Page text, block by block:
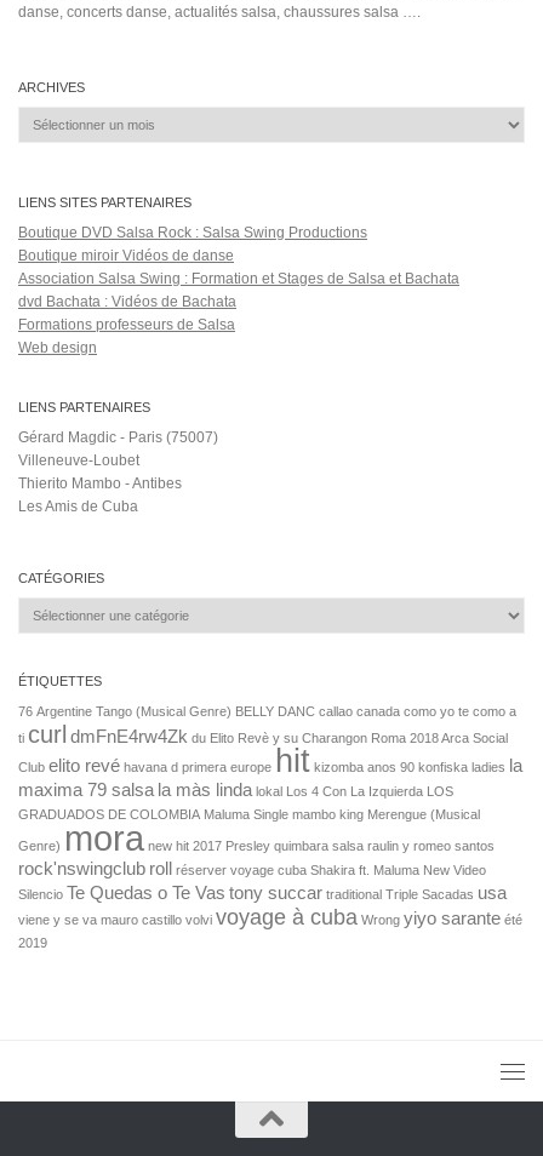
danse, concerts danse, actualités salsa, chaussures salsa ….
ARCHIVES
Archives
LIENS SITES PARTENAIRES
Boutique DVD Salsa Rock : Salsa Swing Productions
Boutique miroir Vidéos de danse
Association Salsa Swing : Formation et Stages de Salsa et Bachata
dvd Bachata : Vidéos de Bachata
Formations professeurs de Salsa
Web design
LIENS PARTENAIRES
Gérard Magdic - Paris (75007)
Villeneuve-Loubet
Thierito Mambo - Antibes
Les Amis de Cuba
CATÉGORIES
Catégories
ÉTIQUETTES
76 Argentine Tango (Musical Genre) BELLY DANC callao canada como yo te como a
ti curl dmFnE4rw4Zk du Elito Revè y su Charangon Roma 2018 Arca Social
Club elito revé havana d primera europe hit kizomba anos 90 konfiska ladies la
maxima 79 salsa la màs linda lokal Los 4 Con La Izquierda LOS
GRADUADOS DE COLOMBIA Maluma Single mambo king Merengue (Musical
Genre) mora new hit 2017 Presley quimbara salsa raulin y romeo santos
rock'nswingclub roll réserver voyage cuba Shakira ft. Maluma New Video
Silencio Te Quedas o Te Vas tony succar traditional Triple Sacadas usa
viene y se va mauro castillo volvi voyage à cuba Wrong yiyo sarante été
2019